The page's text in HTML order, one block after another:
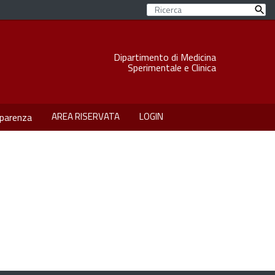
Dipartimento di Medicina
Sperimentale e Clinica
AREA RISERVATA LOGIN